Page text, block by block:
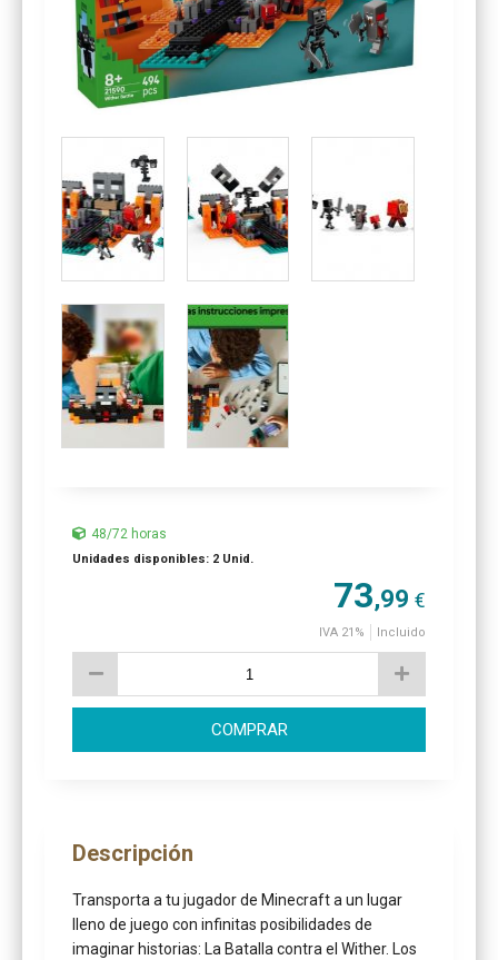
48/72 horas
Unidades disponibles: 2 Unid.
73,99 €
IVA 21% Incluido
COMPRAR
Descripción
Transporta a tu jugador de Minecraft a un lugar
lleno de juego con infinitas posibilidades de
imaginar historias: La Batalla contra el Wither. Los